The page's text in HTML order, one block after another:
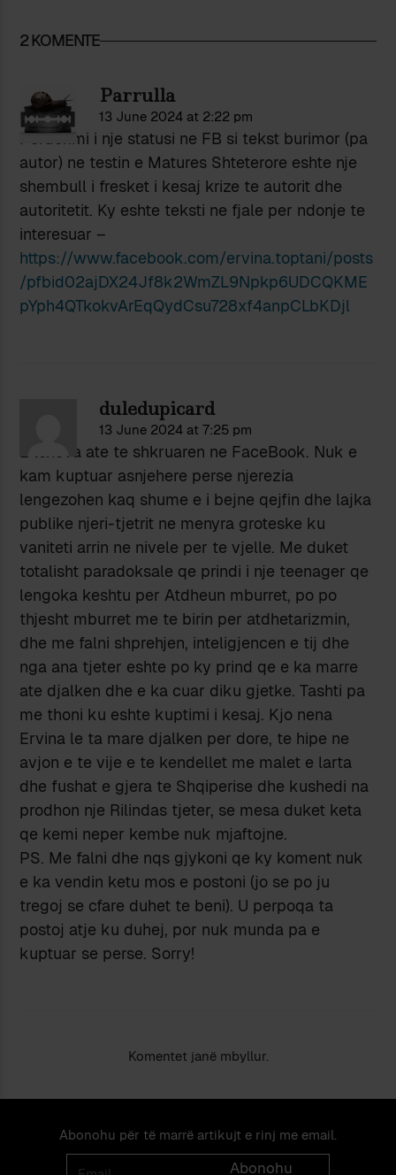
2 KOMENTE
Parrulla
13 June 2024 at 2:22 pm
Perdorimi i nje statusi ne FB si tekst burimor (pa
autor) ne testin e Matures Shteterore eshte nje
shembull i fresket i kesaj krize te autorit dhe
autoritetit. Ky eshte teksti ne fjale per ndonje te
interesuar –
https://www.facebook.com/ervina.toptani/posts
/pfbid02ajDX24Jf8k2WmZL9Npkp6UDCQKME
pYph4QTkokvArEqQydCsu728xf4anpCLbKDjl
duledupicard
13 June 2024 at 7:25 pm
E lexova ate te shkruaren ne FaceBook. Nuk e
kam kuptuar asnjehere perse njerezia
lengezohen kaq shume e i bejne qejfin dhe lajka
publike njeri-tjetrit ne menyra groteske ku
vaniteti arrin ne nivele per te vjelle. Me duket
totalisht paradoksale qe prindi i nje teenager qe
lengoka keshtu per Atdheun mburret, po po
thjesht mburret me te birin per atdhetarizmin,
dhe me falni shprehjen, inteligjencen e tij dhe
nga ana tjeter eshte po ky prind qe e ka marre
ate djalken dhe e ka cuar diku gjetke. Tashti pa
me thoni ku eshte kuptimi i kesaj. Kjo nena
Ervina le ta mare djalken per dore, te hipe ne
avjon e te vije e te kendellet me malet e larta
dhe fushat e gjera te Shqiperise dhe kushedi na
prodhon nje Rilindas tjeter, se mesa duket keta
qe kemi neper kembe nuk mjaftojne.
PS. Me falni dhe nqs gjykoni qe ky koment nuk
e ka vendin ketu mos e postoni (jo se po ju
tregoj se cfare duhet te beni). U perpoqa ta
postoj atje ku duhej, por nuk munda pa e
kuptuar se perse. Sorry!
Komentet janë mbyllur.
Abonohu për të marrë artikujt e rinj me email.
Email
Abonohu